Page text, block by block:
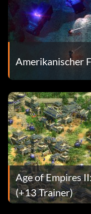
Amerikanischer
Age of Empires
(+13 Trainer)